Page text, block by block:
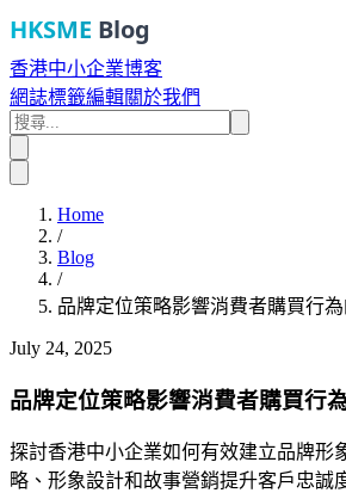
HKSME Blog
香港中小企業博客
網誌標籤編輯關於我們
Home
/
Blog
/
品牌定位策略影響消費者購買行
July 24, 2025
品牌定位策略影響消費者購買行
探討香港中小企業如何有效建立品牌形
略、形象設計和故事營銷提升客戶忠誠